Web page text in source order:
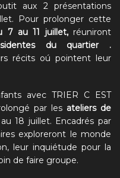
aux 2 présentations
Pour prolonger cette
7 au 11 juillet,réuniront
du quartier .
récits oú pointent leur
avec TRIER C EST
par les ateliers de
18 juillet. Encadrés par
exploreront le monde
leur inquiétude pour la
de faire groupe.